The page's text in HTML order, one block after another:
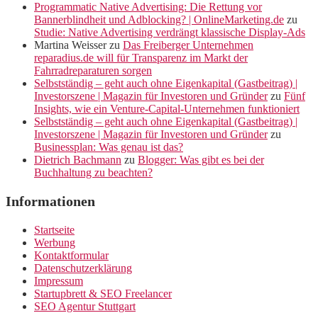
Programmatic Native Advertising: Die Rettung vor
Bannerblindheit und Adblocking? | OnlineMarketing.de zu
Studie: Native Advertising verdrängt klassische Display-Ads
Martina Weisserzu Das Freiberger Unternehmen
reparadius.de will für Transparenz im Markt der
Fahrradreparaturen sorgen
Selbstständig – geht auch ohne Eigenkapital (Gastbeitrag) |
Investorszene | Magazin für Investoren und Gründerzu Fünf
Insights, wie ein Venture-Capital-Unternehmen funktioniert
Selbstständig – geht auch ohne Eigenkapital (Gastbeitrag) |
Investorszene | Magazin für Investoren und Gründerzu
Businessplan: Was genau ist das?
Dietrich Bachmann zu Blogger: Was gibt es bei der
Buchhaltung zu beachten?
Informationen
Startseite
Werbung
Kontaktformular
Datenschutzerklärung
Impressum
Startupbrett & SEO Freelancer
SEO Agentur Stuttgart